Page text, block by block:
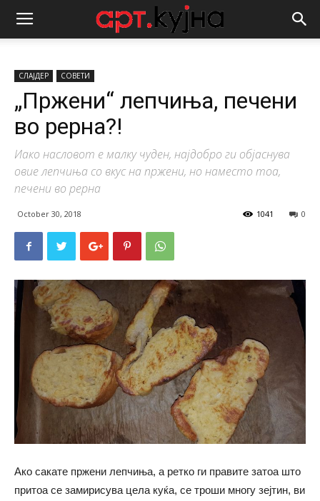
СЛАЈДЕР СОВЕТИ
„Пржени“ лепчиња, печени
во рерна?!
Иако насловот е малку чуден, најдобро ги објаснува
овие лепчиња со вкус на пржени, но наместо тоа,
печени во рерна
October 30, 2018 0
1041
Ако сакате пржени лепчиња, а ретко ги правите затоа што
притоа се замирисува цела куќа, се троши многу зејтин, ви